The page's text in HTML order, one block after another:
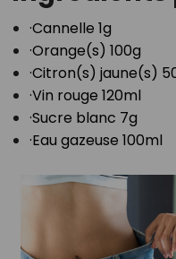
·Cannelle 1g⁣
·Orange(s) 100g⁣
·Citron(s) jaune(s)
·Vin rouge 120ml⁣
·Sucre blanc 7g⁣
·Eau gazeuse 100ml⁣